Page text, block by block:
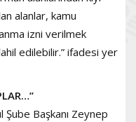
alanlar, kamu
izni verilmek
edilebilir.” ifadesi yer
Başkanı Zeynep